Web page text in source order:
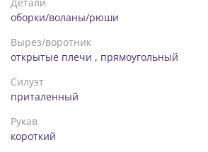
оборки/воланы/рюши
Вырез/воротник
открытые плечи , прямоугольный
Силуэт
приталенный
Рукав
короткий